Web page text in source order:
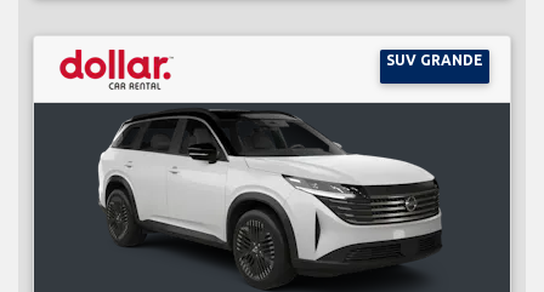
SUV GRANDE